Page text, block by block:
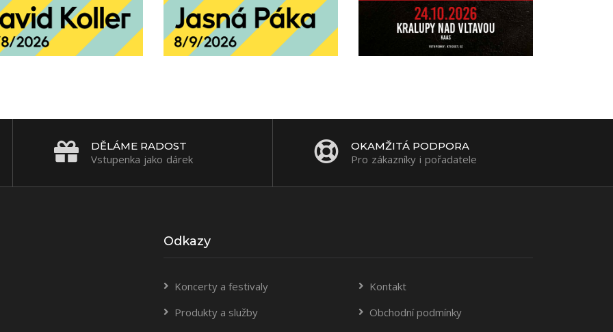
DĚLÁME RADOST
Vstupenka jako dárek
OKAMŽITÁ PODPORA
Pro zákazníky i pořadatele
Odkazy
Koncerty a festivaly
Produkty a služby
Kontakt
Obchodní podmínky